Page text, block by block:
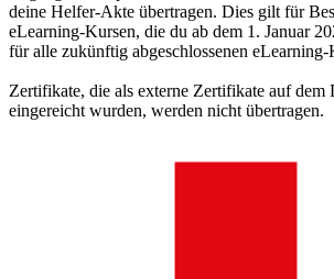
deine Helfer-Akte übertragen. Dies gilt für
eLearning-Kursen, die du ab dem 1. Januar
für alle zukünftig abgeschlossenen eLearning-
Zertifikate, die als externe Zertifikate auf
eingereicht wurden, werden nicht übertragen.